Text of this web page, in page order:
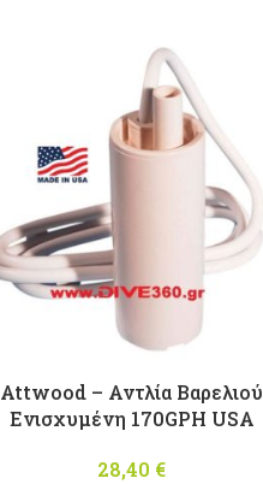
Attwood – Αντλία Βαρελιού
Eνισχυμένη 170GPH USA
28,40 €